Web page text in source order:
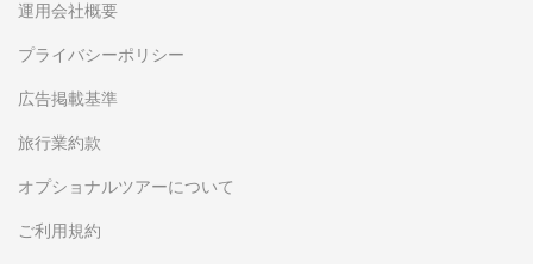
運用会社概要
プライバシーポリシー
広告掲載基準
旅行業約款
オプショナルツアーについて
ご利用規約